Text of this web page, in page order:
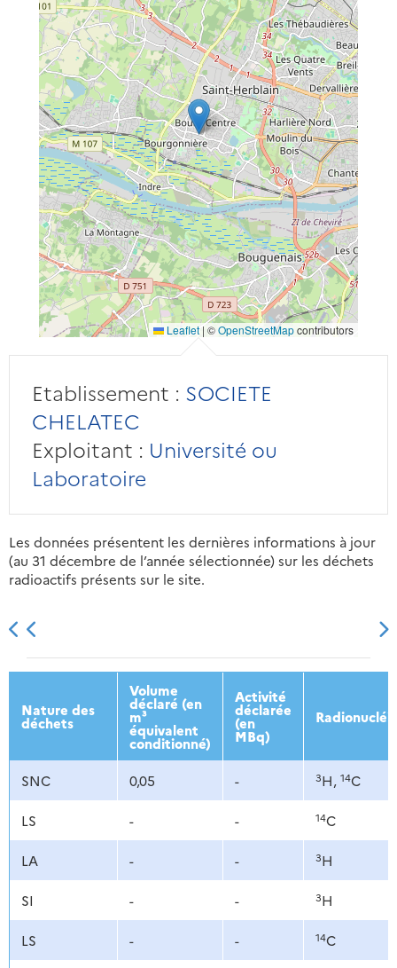
Leaflet | ©OpenStreetMapcontributors
Etablissement : SOCIETE
CHELATEC
Exploitant : Université ou
Laboratoire
Les données présentent les dernières informations à jour
(au 31 décembre de l’année sélectionnée) sur les déchets
radioactifs présents sur le site.
2013 2014 2015 2016
Nature des
déchets
Volume
déclaré (en
m³
équivalent
conditionné)
Activité
déclarée
(en
MBq)
SNC 0,05 - 3H, 14C
LS - - 14C
LA - - 3H
SI - - 3H
LS - - 14C